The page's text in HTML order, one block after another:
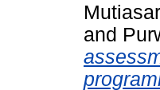
and